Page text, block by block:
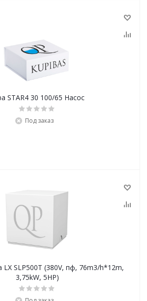
STAR4 30 100/65 Насос
Под заказ
LX SLP500T (380V, пф, 76m3/h*12m,
3,75kW, 5HP)